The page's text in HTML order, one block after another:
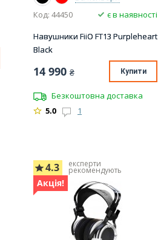
Код: 44450
є в наявності
Навушники FiiO FT13 Purpleheart
Black
14 990 ₴ Купити
Безкоштовна доставка
5.0
1
4.3 експерти
рекомендують
Акція!